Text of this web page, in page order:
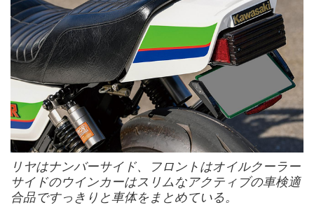
リヤはナンバーサイド、フロントはオイルクーラー
サイドのウインカーはスリムなアクティブの車検適
合品ですっきりと車体をまとめている。